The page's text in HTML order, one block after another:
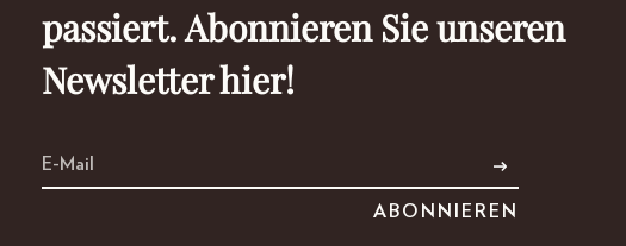
passiert. Abonnieren Sie unseren
Newsletter hier!